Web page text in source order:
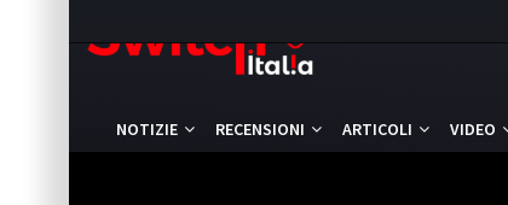
NOTIZIE RECENSIONI ARTICOLI VIDEO